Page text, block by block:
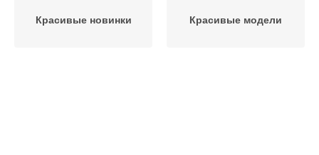
Красивые новинки Красивые модели